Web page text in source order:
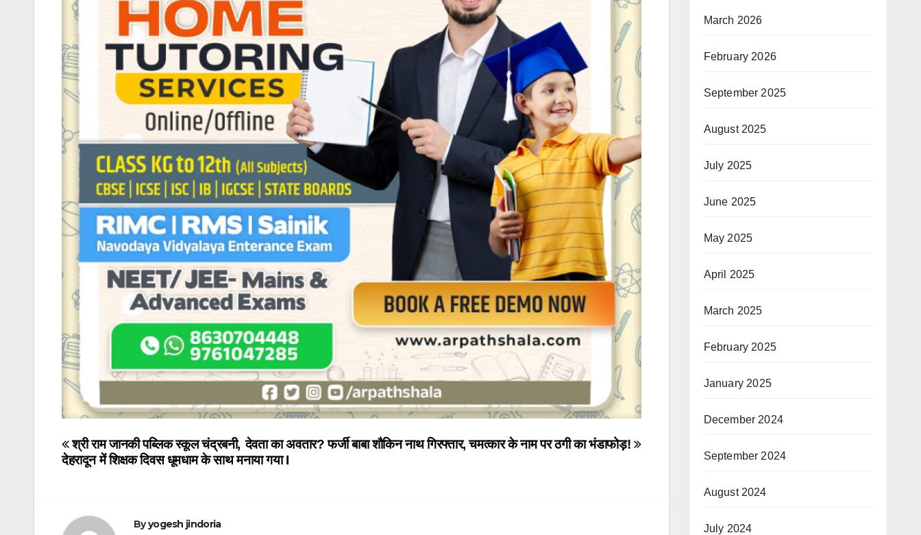
Post
navigation
देवता का अवतार? फर्जी बाबा शौकिन नाथ गिरफ्तार, चमत्कार के नाम पर ठगी का भंडाफोड़!
श्री राम जानकी पब्लिक स्कूल चंद्रबनी,
देहरादून में शिक्षक दिवस धूमधाम के साथ मनाया गया I
Byyogesh jindoria
March 2026
February 2026
September 2025
August 2025
July 2025
June 2025
May 2025
April 2025
March 2025
February 2025
January 2025
December 2024
September 2024
August 2024
July 2024